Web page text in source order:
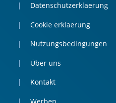
Datenschutzerklaerung
Cookie erklaerung
Nutzungsbedingungen
Über uns
Kontakt
Werben